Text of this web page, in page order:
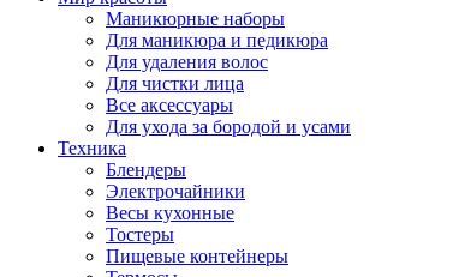
Маникюрные наборы
Для маникюра и педикюра
Для удаления волос
Для чистки лица
Все аксессуары
Для ухода за бородой и усами
Техника
Блендеры
Электрочайники
Весы кухонные
Тостеры
Пищевые контейнеры